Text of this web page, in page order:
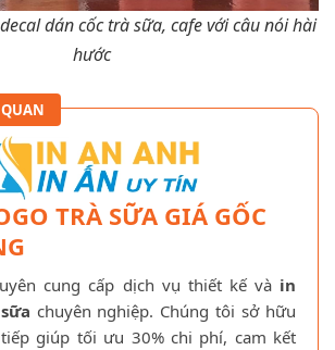
dán cốc trà sữa, cafe với câu nói hài
hước
TRÀ SỮA GIÁ GỐC
cung cấp dịch vụ thiết kế và in
chuyên nghiệp. Chúng tôi sở hữu
giúp tối ưu 30% chi phí, cam kết